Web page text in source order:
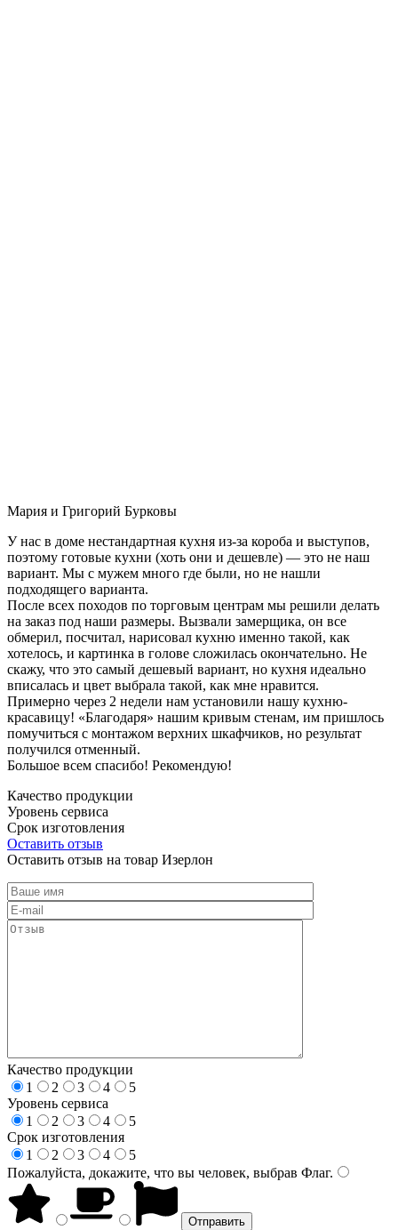
Мария и Григорий Бурковы
У нас в доме нестандартная кухня из-за короба и выступов,
поэтому готовые кухни (хоть они и дешевле) — это не наш
вариант. Мы с мужем много где были, но не нашли
подходящего варианта.
После всех походов по торговым центрам мы решили делать
на заказ под наши размеры. Вызвали замерщика, он все
обмерил, посчитал, нарисовал кухню именно такой, как
хотелось, и картинка в голове сложилась окончательно. Не
скажу, что это самый дешевый вариант, но кухня идеально
вписалась и цвет выбрала такой, как мне нравится.
Примерно через 2 недели нам установили нашу кухню-
красавицу! «Благодаря» нашим кривым стенам, им пришлось
помучиться с монтажом верхних шкафчиков, но результат
получился отменный.
Большое всем спасибо! Рекомендую!
Качество продукции
Уровень сервиса
Срок изготовления
Оставить отзыв
Оставить отзыв на товар Изерлон
Качество продукции
1
2 3 4
5
Уровень сервиса
1
2 3 4
5
Срок изготовления
1
2 3 4
5
Пожалуйста, докажите, что вы человек, выбрав Флаг.